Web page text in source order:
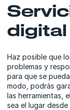
digital
Haz posible que
problemas y
para que se
modo, podrás
las herramientas,
sea el lugar